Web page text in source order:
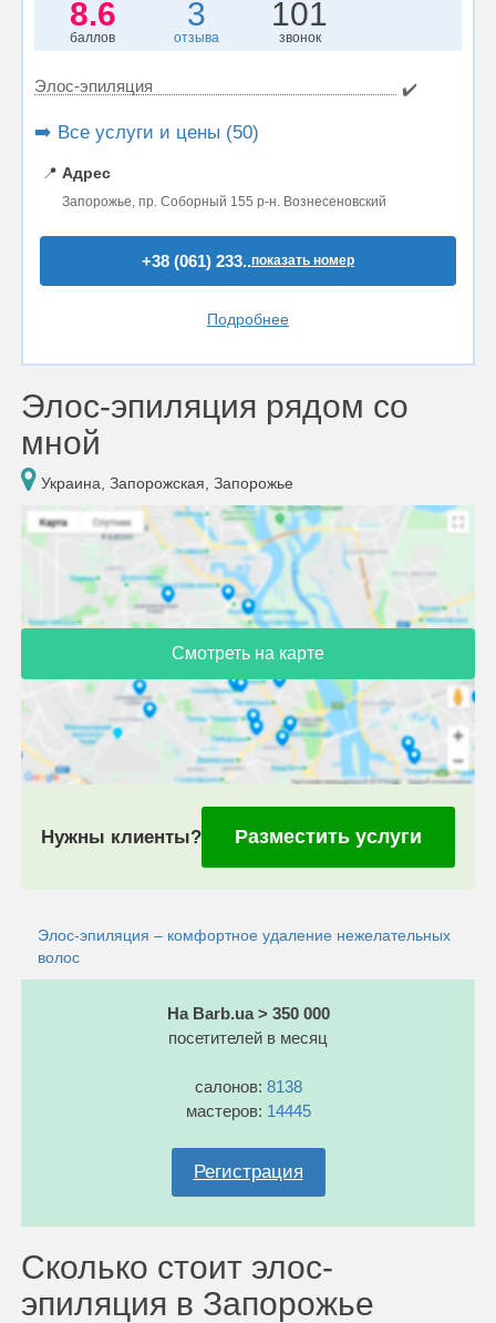
8.6
баллов
3
отзыва
101
звонок
Элос-эпиляция ✔️
➡️ Все услуги и цены (50)
📍 Адрес
Запорожье, пр. Соборный 155 р-н. Вознесеновский
+38 (061) 233..показать номер
Подробнее
Элос-эпиляция рядом со
мной
Украина, Запорожская, Запорожье
Смотреть на карте
Нужны клиенты? Разместить услуги
Элос-эпиляция – комфортное удаление нежелательных
волос
На Barb.ua > 350 000
посетителей в месяц
салонов: 8138
мастеров: 14445
Регистрация
Сколько стоит элос-
эпиляция в Запорожье